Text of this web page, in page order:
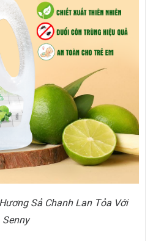
Sả Chanh Lan Tỏa Với
Senny